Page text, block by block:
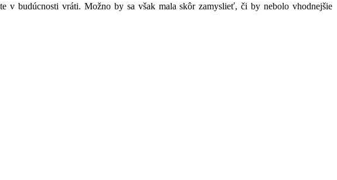
v budúcnosti vráti. Možno by sa však mala skôr zamyslieť, či by nebolo vhodnejšie